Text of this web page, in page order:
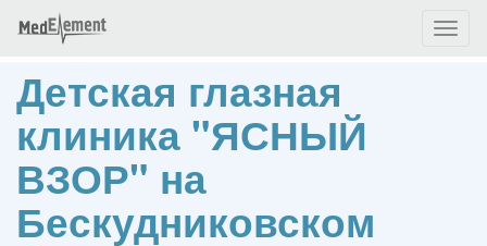
Детская глазная
клиника "ЯСНЫЙ
ВЗОР" на
Бескудниковском